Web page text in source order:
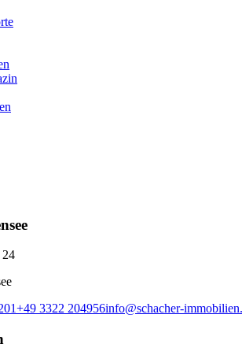
24
+49 3322 204956info@schacher-